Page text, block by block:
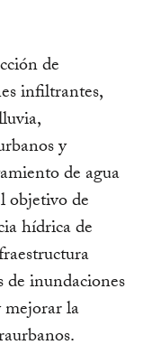
de
infiltrantes,
y
de agua
objetivo de
hídrica de
inundaciones
mejorar la